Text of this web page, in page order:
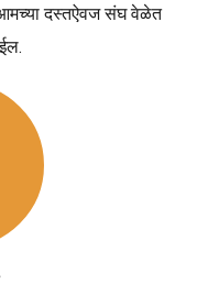
दस्तऐवज संघ वेळेत